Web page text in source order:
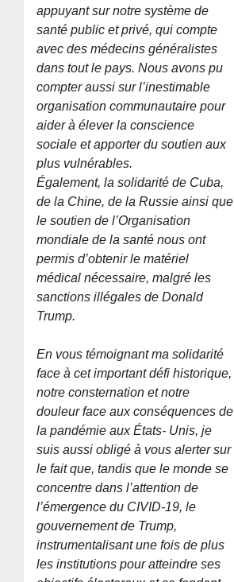
appuyant sur notre système de
santé public et privé, qui compte
avec des médecins généralistes
dans tout le pays. Nous avons pu
compter aussi sur l’inestimable
organisation communautaire pour
aider à élever la conscience
sociale et apporter du soutien aux
plus vulnérables.
Également, la solidarité de Cuba,
de la Chine, de la Russie ainsi que
le soutien de l’Organisation
mondiale de la santé nous ont
permis d’obtenir le matériel
médical nécessaire, malgré les
sanctions illégales de Donald
Trump.
En vous témoignant ma solidarité
face à cet important défi historique,
notre consternation et notre
douleur face aux conséquences de
la pandémie aux États- Unis, je
suis aussi obligé à vous alerter sur
le fait que, tandis que le monde se
concentre dans l’attention de
l’émergence du CIVID-19, le
gouvernement de Trump,
instrumentalisant une fois de plus
les institutions pour atteindre ses